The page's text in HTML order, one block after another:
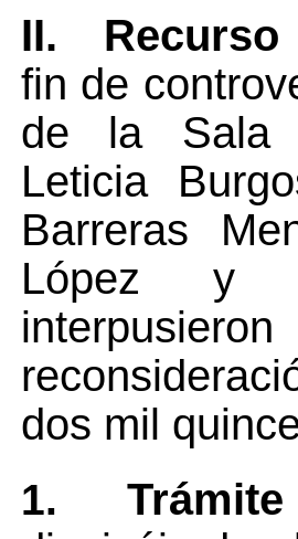
II.
fin de
de la
Leticia
Barreras
López y
interpusieron
dos mil
1.